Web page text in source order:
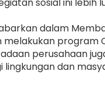
sosial ini lebih
dalam
program
perusahaan
dan